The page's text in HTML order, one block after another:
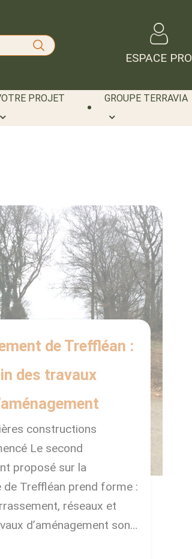
ESPACE PRO
PROJET GROUPE TERRAVIA
de Treffléan :
des travaux
constructions
Le second
proposé sur la
de Treffléan prend forme :
réseaux et
d’aménagement sont